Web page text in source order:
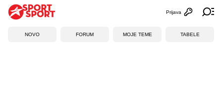
Otvori
Prijava
NOVO FORUM MOJE TEME TABELE